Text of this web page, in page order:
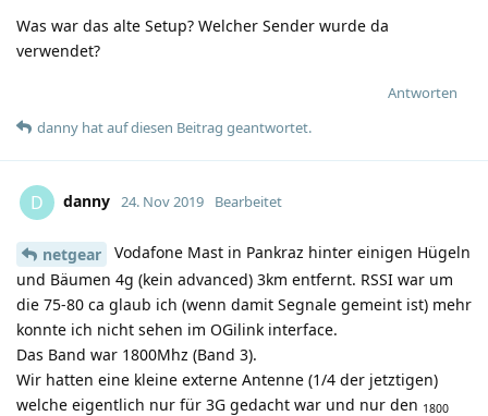
Was war das alte Setup? Welcher Sender wurde da
verwendet?
Antworten
danny hatauf diesen Beitrag geantwortet.
D danny 24. Nov 2019 Bearbeitet
netgear
Vodafone Mast in Pankraz hinter einigen Hügeln
und Bäumen 4g (kein advanced) 3km entfernt. RSSI war um
die 75-80 ca glaub ich (wenn damit Segnale gemeint ist) mehr
konnte ich nicht sehen im OGilink interface.
Das Band war 1800Mhz (Band 3).
Wir hatten eine kleine externe Antenne (1/4 der jetztigen)
welche eigentlich nur für 3G gedacht war und nur den 1800